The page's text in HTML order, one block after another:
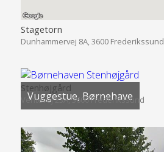
Stagetorn
Dunhammervej 8A, 3600 Frederikssund
Vuggestue, Børnehave
Stenhøjgård
Ventevej 23A, 3600 Frederikssund